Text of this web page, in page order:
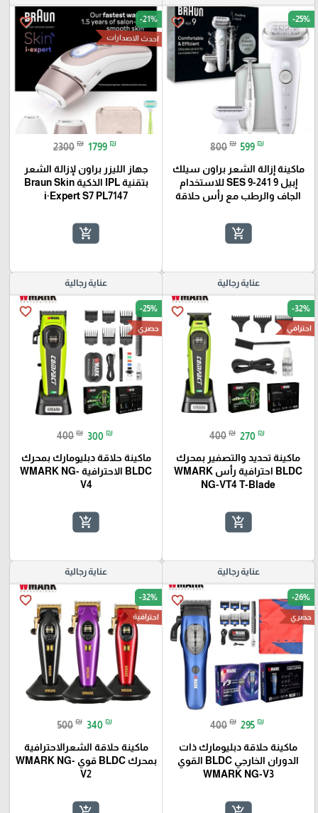
favorite_border -25%
800 ₪ 599 ₪
ماكينة إزالة الشعر براون سيلك
إبيل 9 SES 9-241 للاستخدام
الجاف والرطب مع رأس حلاقة
add_shopping_cart
favorite_border -21%
احدث الاصدارات
2300 ₪ 1799 ₪
جهاز الليزر براون لإزالة الشعر
بتقنية IPL الذكية Braun Skin
i·Expert S7 PL7147
add_shopping_cart
عناية رجالية
favorite_border -32%
احترافي
400 ₪ 270 ₪
ماكينة تحديد والتصفير بمحرك
BLDC احترافية رأس WMARK
NG-VT4 T-Blade
add_shopping_cart
عناية رجالية
favorite_border -25%
حصري
400 ₪ 300 ₪
ماكينة حلاقة دبليومارك بمحرك
BLDC الاحترافية WMARK NG-
V4
add_shopping_cart
عناية رجالية
favorite_border -26%
حصري
400 ₪ 295 ₪
ماكينة حلاقة دبليومارك ذات
الدوران الخارجي BLDC القوي
WMARK NG-V3
عناية رجالية
favorite_border -32%
احترافية
500 ₪ 340 ₪
ماكينة حلاقة الشعرالاحترافية
بمحرك BLDC قوي WMARK NG-
V2